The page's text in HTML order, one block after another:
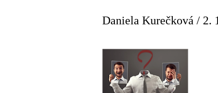
Daniela Kurečková / 2.